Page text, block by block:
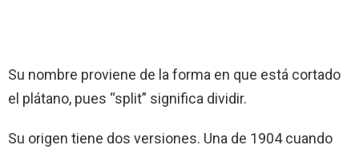
Su nombre proviene de la forma en que está cortado
el plátano, pues “split” significa dividir.
Su origen tiene dos versiones. Una de 1904 cuando